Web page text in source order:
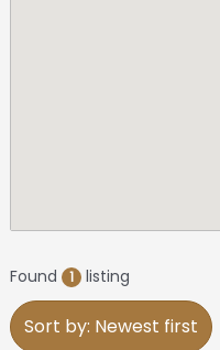
Found 1 listing
Sort by: Newest first